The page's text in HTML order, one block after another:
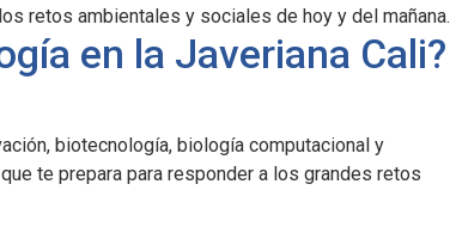
retos ambientales y sociales de hoy y del mañana.
en la Javeriana Cali?
biotecnología, biología computacional y
te prepara para responder a los grandes retos